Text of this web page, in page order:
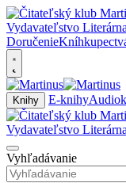
Doručenie
Knihy E-knihy
Vyhľadávanie